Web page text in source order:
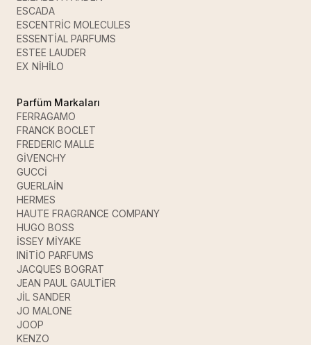
ESCADA
ESCENTRİC MOLECULES
ESSENTİAL PARFUMS
ESTEE LAUDER
EX NİHİLO
Parfüm Markaları
FERRAGAMO
FRANCK BOCLET
FREDERIC MALLE
GİVENCHY
GUCCİ
GUERLAİN
HERMES
HAUTE FRAGRANCE COMPANY
HUGO BOSS
İSSEY MİYAKE
INİTİO PARFUMS
JACQUES BOGRAT
JEAN PAUL GAULTİER
JİL SANDER
JO MALONE
JOOP
KENZO